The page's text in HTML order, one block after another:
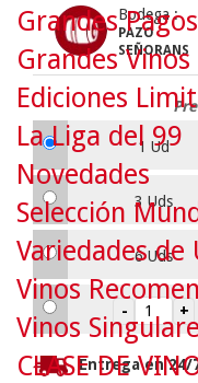
Bodega :
PAZO
SEÑORANS
1 Ud
3 Uds
6 Uds
Entrega en 24/
Grandes
Grandes
Ediciones
La Liga del 99
Novedades
Selección
Variedades de
Vinos
Vinos
CLASE DE